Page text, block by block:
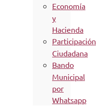
Economía
y
Hacienda
Participación
Ciudadana
Bando
Municipal
por
Whatsapp